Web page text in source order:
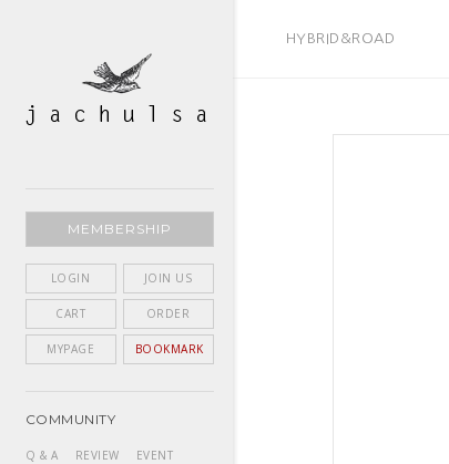
HYBRID&ROAD
MEMBERSHIP
LOGIN JOIN US
CART ORDER
MYPAGE BOOKMARK
COMMUNITY
Q & A REVIEW
EVENT